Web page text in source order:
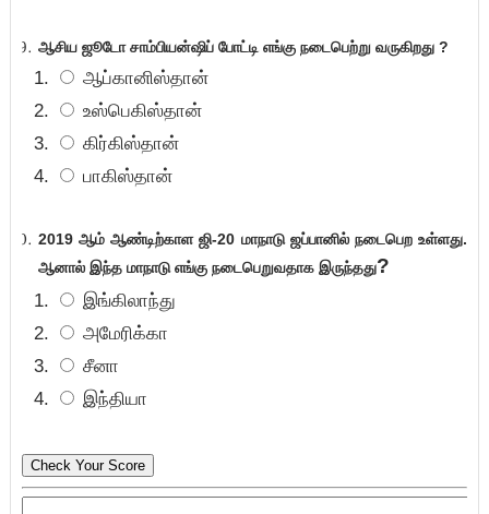
ஆசிய ஜூடோ சாம்பியன்ஷிப் போட்டி எங்கு நடைபெற்று வருகிறது ?
ஆப்கானிஸ்தான்
உஸ்பெகிஸ்தான்
கிர்கிஸ்தான்
பாகிஸ்தான்
2019 ஆம் ஆண்டிற்காள ஜி-20 மாநாடு ஜப்பானில் நடைபெற உள்ளது.
ஆனால் இந்த மாநாடு எங்கு நடைபெறுவதாக இருந்தது?
இங்கிலாந்து
அமேரிக்கா
சீனா
இந்தியா